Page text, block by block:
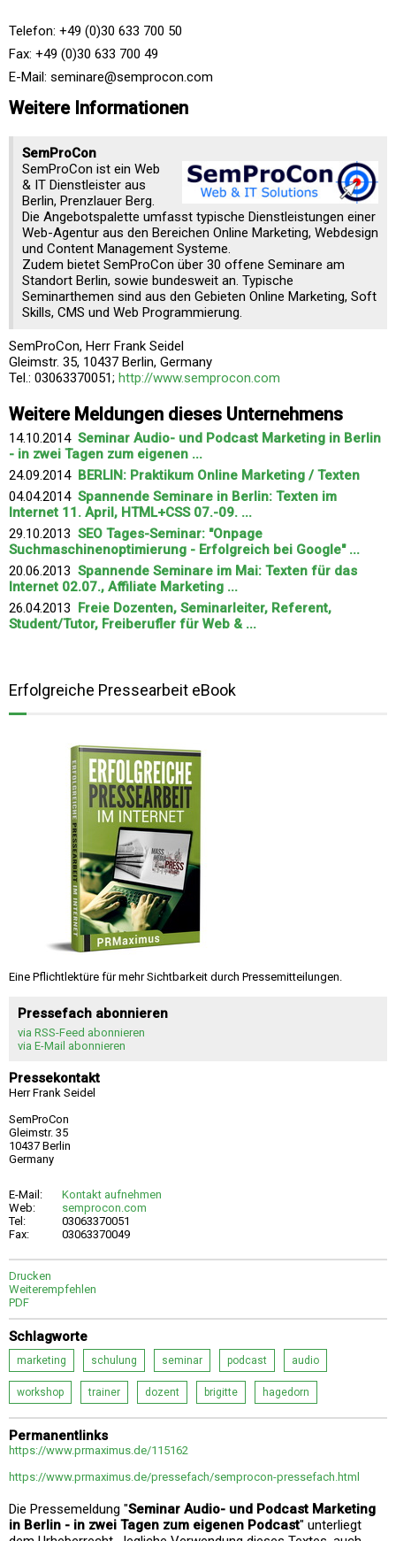
Telefon: +49 (0)30 633 700 50
Fax: +49 (0)30 633 700 49
E-Mail: seminare@semprocon.com
Weitere Informationen
SemProCon
SemProCon ist ein Web
& IT Dienstleister aus
Berlin, Prenzlauer Berg.
Die Angebotspalette umfasst typische Dienstleistungen einer
Web-Agentur aus den Bereichen Online Marketing, Webdesign
und Content Management Systeme.
Zudem bietet SemProCon über 30 offene Seminare am
Standort Berlin, sowie bundesweit an. Typische
Seminarthemen sind aus den Gebieten Online Marketing, Soft
Skills, CMS und Web Programmierung.
SemProCon, Herr Frank Seidel
Gleimstr. 35, 10437 Berlin, Germany
Tel.: 03063370051; http://www.semprocon.com
Weitere Meldungen dieses Unternehmens
14.10.2014 Seminar Audio- und Podcast Marketing in Berlin
- in zwei Tagen zum eigenen ...
24.09.2014 BERLIN: Praktikum Online Marketing / Texten
04.04.2014 Spannende Seminare in Berlin: Texten im
Internet 11. April, HTML+CSS 07.-09. ...
29.10.2013 SEO Tages-Seminar: "Onpage
Suchmaschinenoptimierung - Erfolgreich bei Google" ...
20.06.2013 Spannende Seminare im Mai: Texten für das
Internet 02.07., Affiliate Marketing ...
26.04.2013 Freie Dozenten, Seminarleiter, Referent,
Student/Tutor, Freiberufler für Web & ...
Erfolgreiche Pressearbeit eBook
Eine Pflichtlektüre für mehr Sichtbarkeit durch Pressemitteilungen.
Pressefach abonnieren
via RSS-Feed abonnieren
via E-Mail abonnieren
Pressekontakt
Herr Frank Seidel
SemProCon
Gleimstr. 35
10437 Berlin
Germany
E-Mail:
Kontakt aufnehmen
Web:
semprocon.com
Tel:
03063370051
Fax:
03063370049
Drucken
Weiterempfehlen
PDF
Schlagworte
marketing schulung seminar podcast audio
workshop trainer dozent brigitte hagedorn
Permanentlinks
https://www.prmaximus.de/115162
https://www.prmaximus.de/pressefach/semprocon-pressefach.html
Die Pressemeldung "Seminar Audio- und Podcast Marketing
in Berlin - in zwei Tagen zum eigenen Podcast" unterliegt